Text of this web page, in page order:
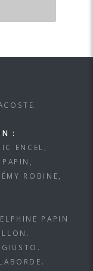
:
ENCEL,
ROBINE,
PAPIN